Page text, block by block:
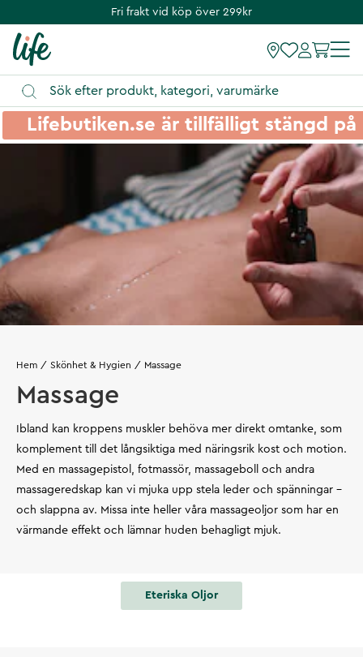
Fri frakt vid köp över 299kr
Lifebutiken.se är tillfälligt stängd
Hem Skönhet & Hygien Massage
Massage
Ibland kan kroppens muskler behöva mer direkt omtanke, som
komplement till det långsiktiga med näringsrik kost och motion.
Med en massagepistol, fotmassör, massageboll och andra
massageredskap kan vi mjuka upp stela leder och spänningar –
och slappna av. Missa inte heller våra massageoljor som har en
värmande effekt och lämnar huden behagligt mjuk.
Eteriska Oljor